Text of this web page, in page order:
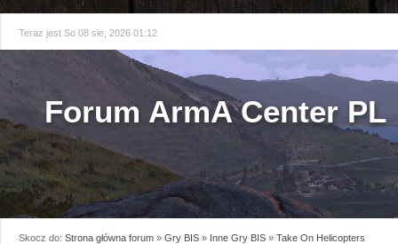
Teraz jest So 08 sie, 2026 01:12
Forum ArmA Center PL
Skocz do: Strona główna forum » Gry BIS » Inne Gry BIS » Take On Helicopters